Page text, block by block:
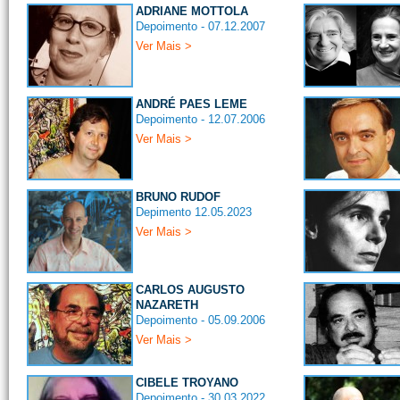
ADRIANE MOTTOLA
Depoimento - 07.12.2007
Ver Mais >
ANDRÉ PAES LEME
Depoimento - 12.07.2006
Ver Mais >
BRUNO RUDOF
Depimento 12.05.2023
Ver Mais >
CARLOS AUGUSTO
NAZARETH
Depoimento - 05.09.2006
Ver Mais >
CIBELE TROYANO